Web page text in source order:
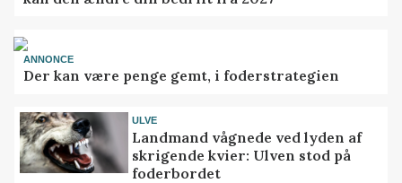
ANNONCE
Der kan være penge gemt, i foderstrategien
ULVE
Landmand vågnede ved lyden af
skrigende kvier: Ulven stod på
foderbordet